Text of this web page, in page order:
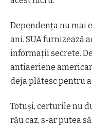
Dependența nu mai
ani. SUA furnizează
informații secrete.
antiaeriene
deja plătesc pentru
Totuși, certurile nu
rău caz, s-ar putea